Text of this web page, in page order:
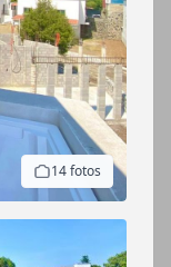
14 fotos